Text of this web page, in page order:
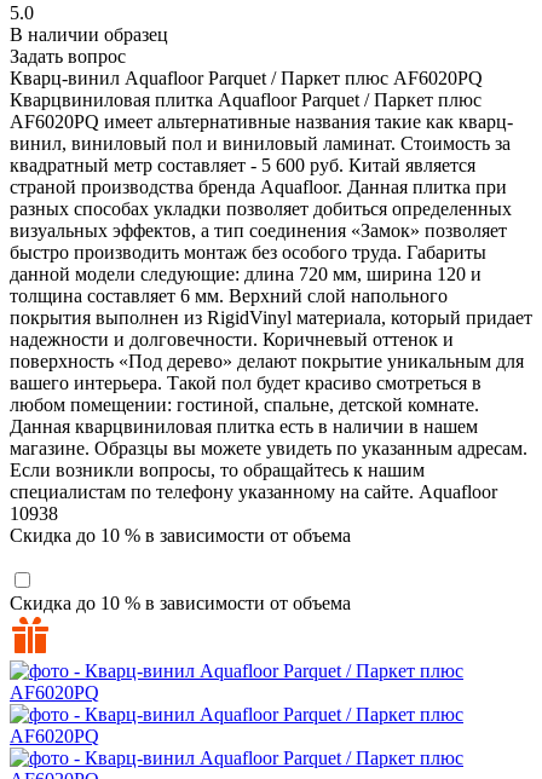
5.0
В наличии образец
Задать вопрос
Кварц-винил Aquafloor Parquet / Паркет плюс AF6020PQ
Кварцвиниловая плитка Aquafloor Parquet / Паркет плюс
AF6020PQ имеет альтернативные названия такие как кварц-
винил, виниловый пол и виниловый ламинат. Стоимость за
квадратный метр составляет - 5 600 руб. Китай является
страной производства бренда Aquafloor. Данная плитка при
разных способах укладки позволяет добиться определенных
визуальных эффектов, а тип соединения «Замок» позволяет
быстро производить монтаж без особого труда. Габариты
данной модели следующие: длина 720 мм, ширина 120 и
толщина составляет 6 мм. Верхний слой напольного
покрытия выполнен из RigidVinyl материала, который придает
надежности и долговечности. Коричневый оттенок и
поверхность «Под дерево» делают покрытие уникальным для
вашего интерьера. Такой пол будет красиво смотреться в
любом помещении: гостиной, спальне, детской комнате.
Данная кварцвиниловая плитка есть в наличии в нашем
магазине. Образцы вы можете увидеть по указанным адресам.
Если возникли вопросы, то обращайтесь к нашим
специалистам по телефону указанному на сайте. Aquafloor
10938
Скидка до 10 % в зависимости от объема
Скидка до 10 % в зависимости от объема